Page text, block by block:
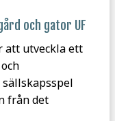
och gator UF
att utveckla ett
från det